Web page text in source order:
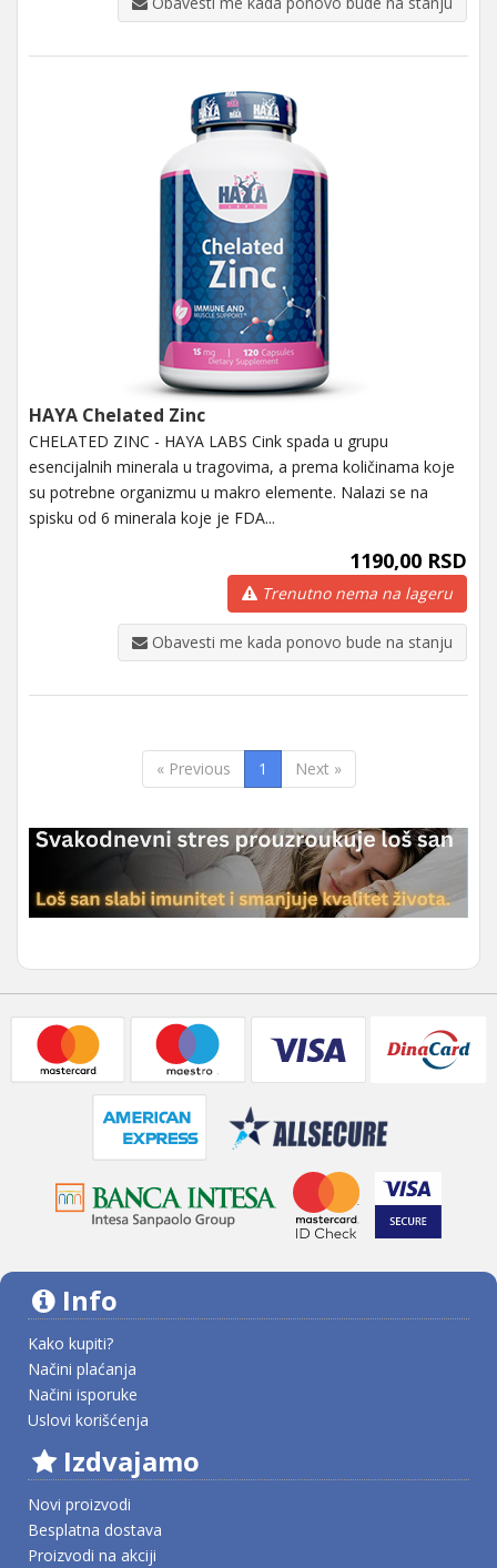
HAYA Chelated Zinc
CHELATED ZINC - HAYA LABS Cink spada u grupu
esencijalnih minerala u tragovima, a prema količinama koje
su potrebne organizmu u makro elemente. Nalazi se na
spisku od 6 minerala koje je FDA...
1190,00 RSD
Trenutno nema na lageru
Obavesti me kada ponovo bude na stanju
« Previous 1 Next »
Info
Kako kupiti?
Načini plaćanja
Načini isporuke
Uslovi korišćenja
Izdvajamo
Novi proizvodi
Besplatna dostava
Proizvodi na akciji